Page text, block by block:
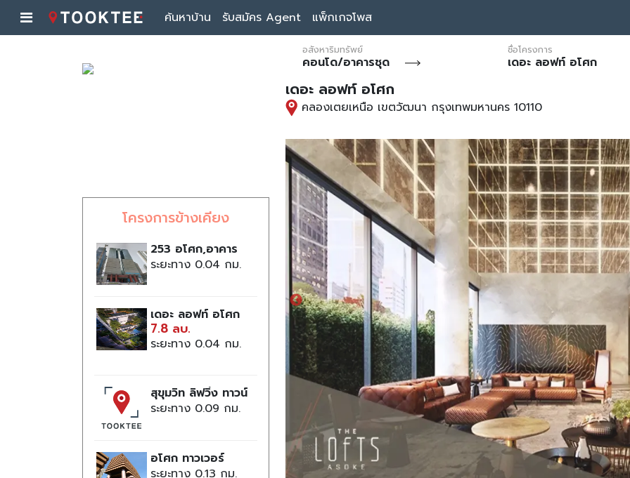
ค้นหาบ้าน รับสมัคร Agent แพ็กเกจโพส
โครงการข้างเคียง
253 อโศก,อาคาร
ระยะทาง 0.04
เดอะ ลอฟท์ อโศก
7.8 ลบ.
ระยะทาง 0.04
สุขุมวิท ลิฟวิ่ง ทาวน์
ระยะทาง 0.09
อโศก ทาวเวอร์
ระยะทาง 0.13
อสังหาริมทรัพย์
คอนโด/อาคารชุด
ชื่อโครงการ
เดอะ ลอฟท์ อโศก
เดอะ ลอฟท์ อโศก
คลองเตยเหนือ เขตวัฒนา กรุงเทพมหานคร 10110
โฆษณาเท่านั้น
โฆษณาเท่านั้น
โฆษณาเท่านั้น
โฆษณาเท่านั้น
โฆษณาเท่านั้น
โฆษณาเท่านั้น
โฆษณาเท่านั้น
โฆษณาเท่านั้น
โฆษณาเท่านั้น
โฆษณาเท่านั้น
โฆษณาเท่านั้น
โฆษณาเท่านั้น
โฆษณาเท่านั้น
โฆษณาเท่านั้น
โฆษณาเท่านั้น
โฆษณาเท่านั้น
โฆษณาเท่านั้น
โฆษณาเท่านั้น
โฆษณาเท่านั้น
โฆษณาเท่านั้น
โฆษณาเท่านั้น
โฆษณาเท่านั้น